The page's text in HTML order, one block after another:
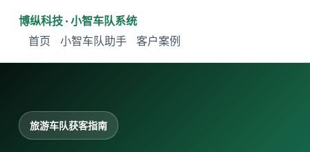
博纵科技 · 小智车队系统
首页
小智车队助手 客户案例
旅游车队获客指南